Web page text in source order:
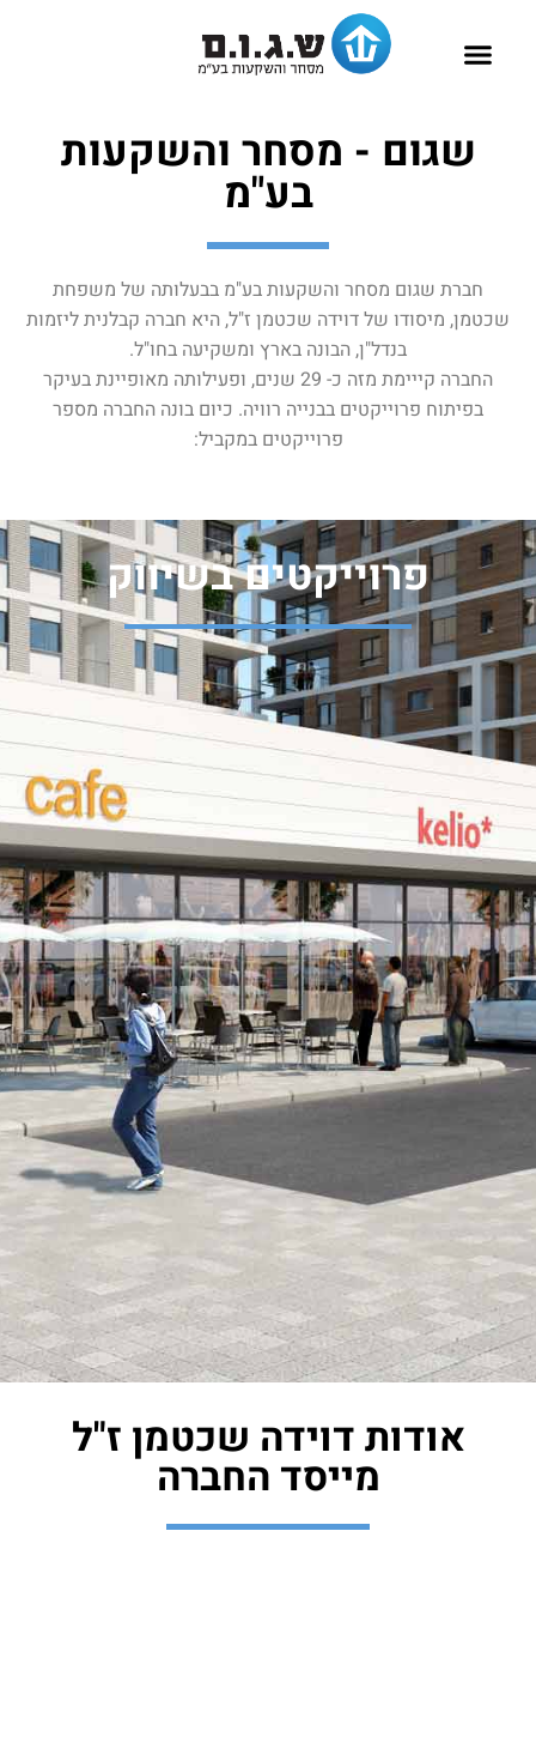
שגום - מסחר והשקעות
בע"מ
חברת שגום מסחר והשקעות בע"מ בבעלותה של משפחת
שכטמן, מיסודו של דוידה שכטמן ז"ל, היא חברה קבלנית ליזמות
בנדל"ן, הבונה בארץ ומשקיעה בחו"ל.
החברה קייימת מזה כ- 29 שנים, ופעילותה מאופיינת בעיקר
בפיתוח פרוייקטים בבנייה רוויה. כיום בונה החברה מספר
פרוייקטים במקביל:
פרוייקטים בשיווק
אודות דוידה שכטמן ז"ל
מייסד החברה